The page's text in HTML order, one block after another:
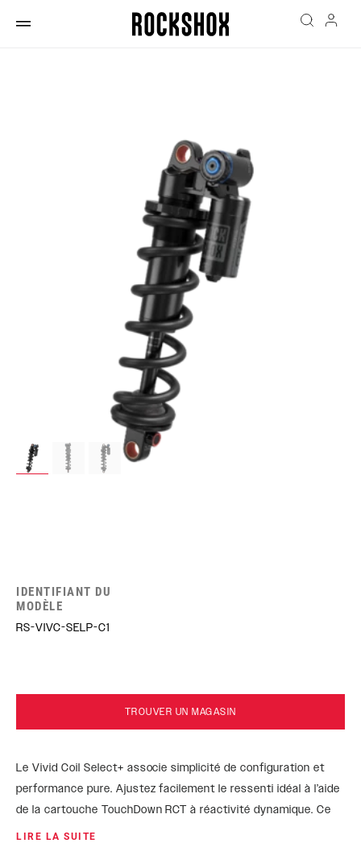
IDENTIFIANT DU
MODÈLE
RS-VIVC-SELP-C1
TROUVER UN MAGASIN
Le Vivid Coil Select+ associe simplicité de configuration et
performance pure. Ajustez facilement le ressenti idéal à l’aide
de la cartouche TouchDown RCT à réactivité dynamique. Ce
réglage simple de la compression ajuste en même temps la
LIRE LA SUITE